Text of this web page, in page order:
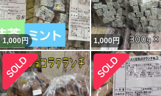
1,000円 1,000円